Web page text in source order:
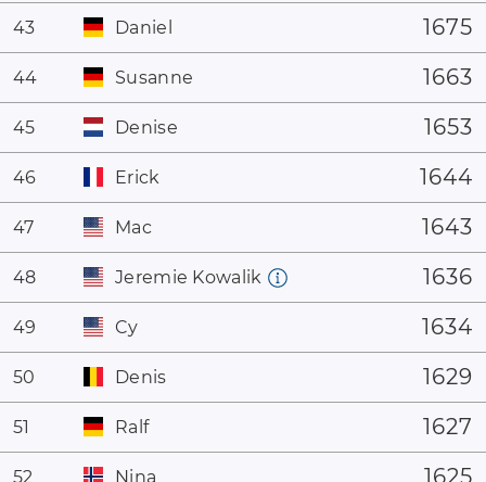
43 Daniel 1675
44 Susanne 1663
45 Denise 1653
46 Erick 1644
47 Mac 1643
48 Jeremie Kowalik 1636
49 Cy 1634
50 Denis 1629
51 Ralf 1627
52 Nina 1625